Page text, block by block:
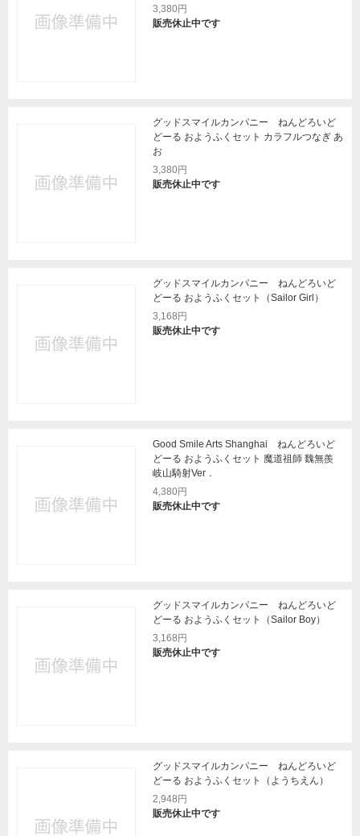
3,380円
販売休止中です
グッドスマイルカンパニー ねんどろいど
どーる おようふくセット カラフルつなぎ あ
お
3,380円
販売休止中です
グッドスマイルカンパニー ねんどろいど
どーる おようふくセット（Sailor Girl）
3,168円
販売休止中です
Good Smile Arts Shanghai ねんどろいど
どーる おようふくセット 魔道祖師 魏無羨
岐山騎射Ver．
4,380円
販売休止中です
グッドスマイルカンパニー ねんどろいど
どーる おようふくセット（Sailor Boy）
3,168円
販売休止中です
グッドスマイルカンパニー ねんどろいど
どーる おようふくセット（ようちえん）
2,948円
販売休止中です